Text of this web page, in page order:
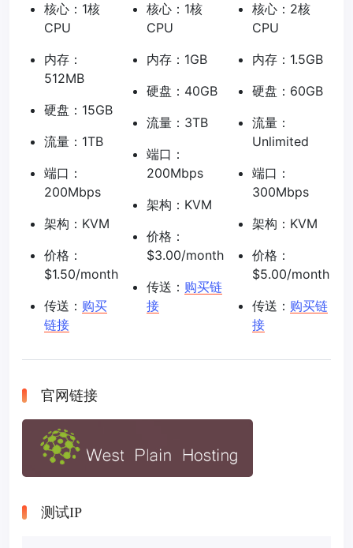
核心：1核
CPU
内存：
512MB
硬盘：15GB
流量：1TB
端口：
200Mbps
架构：KVM
价格：
$1.50/month
传送： 购买
链接
核心：1核
CPU
内存：1GB
硬盘：40GB
流量：3TB
端口：
200Mbps
架构：KVM
价格：
$3.00/month
传送： 购买链
接
核心：2核
CPU
内存：1.5GB
硬盘：60GB
流量：
Unlimited
端口：
300Mbps
架构：KVM
价格：
$5.00/month
传送： 购买链
接
官网链接
测试IP